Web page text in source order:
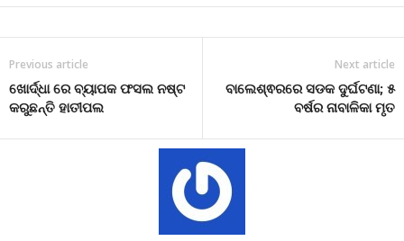
Previous article
ଖୋର୍ଦ୍ଧା ରେ ବ୍ୟାପକ ଫସଲ ନଷ୍ଟ
କରୁଛନ୍ତି ହାତୀପଲ
Next article
ବାଲେଶ୍ଵରରେ ସଡକ ଦୁର୍ଘଟଣା; ୫
ବର୍ଷର ନାବାଳିକା ମୃତ